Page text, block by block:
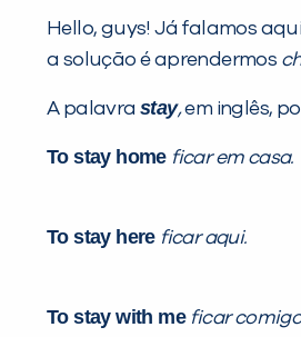
Hello, guys! Já falamos
a solução é aprendermos
A palavra stay,em inglês,
To stay home ficar em casa.
To stay here ficar aqui.
To stay with me ficar